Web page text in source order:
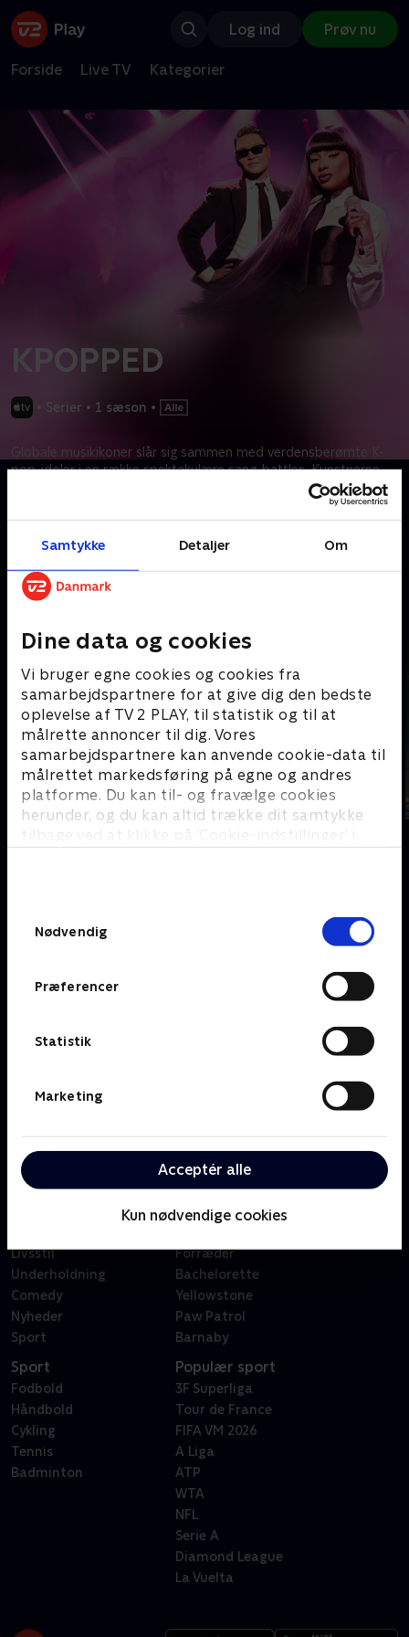
Samtykke Detaljer Om
Dine data og cookies
Vi bruger egne cookies og cookies fra
samarbejdspartnere for at give dig den bedste
oplevelse af TV 2 PLAY, til statistik og til at
målrette annoncer til dig. Vores
samarbejdspartnere kan anvende cookie-data til
målrettet markedsføring på egne og andres
platforme. Du kan til- og fravælge cookies
herunder, og du kan altid trække dit samtykke
tilbage ved at klikke på ’Cookie-indstillinger’ i
Nødvendig
Præferencer
Statistik
Marketing
Acceptér alle
Kun nødvendige cookies
Log ind Prøv nu
Forside Live TV Kategorier
KPOPPED
• Serier • 1 sæson •
Globale musikikoner slår sig sammen med verdensberømte K-
pop-idoler i en række spektakulære sang-battles. Kunstnerne
optræder med deres største hits tilsat et strejf af K-pop, og
Her kan du se TV 2 Play
Kundecenter
rum
Børn
Serier
Film
Livsstil
Underholdning
Comedy
Nyheder
Sport
Klovn
Badehotellet
Sygeplejeskolen
X Factor
Forræder
Bachelorette
Yellowstone
Paw Patrol
Barnaby
Sport
Fodbold
Håndbold
Cykling
Tennis
Badminton
Populær sport
3F Superliga
Tour de France
FIFA VM 2026
A Liga
ATP
WTA
NFL
Serie A
Diamond League
La Vuelta